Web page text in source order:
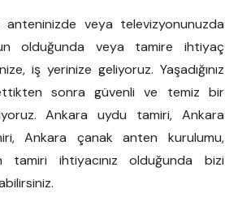
anteninizde veya televizyonunuzda
olduğunda veya tamire ihtiyaç
iş yerinize geliyoruz. Yaşadığınız
sonra güvenli ve temiz bir
Ankara uydu tamiri, Ankara
Ankara çanak anten kurulumu,
tamiri ihtiyacınız olduğunda bizi